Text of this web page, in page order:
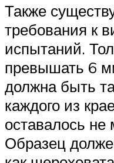
Также
требования к
испытаний.
превышать 6
должна быть
каждого из
оставалось
Образец